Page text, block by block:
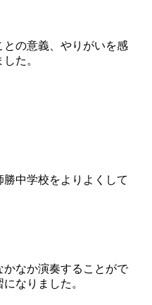
の意義、やりがいを感
た。
中学校をよりよくして
なか演奏することがで
なりました。